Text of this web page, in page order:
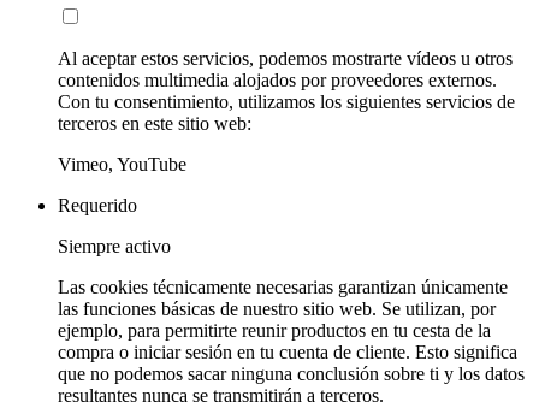
Al aceptar estos servicios, podemos mostrarte vídeos u otros
contenidos multimedia alojados por proveedores externos.
Con tu consentimiento, utilizamos los siguientes servicios de
terceros en este sitio web:
Vimeo, YouTube
Requerido
Siempre activo
Las cookies técnicamente necesarias garantizan únicamente
las funciones básicas de nuestro sitio web. Se utilizan, por
ejemplo, para permitirte reunir productos en tu cesta de la
compra o iniciar sesión en tu cuenta de cliente. Esto significa
que no podemos sacar ninguna conclusión sobre ti y los datos
resultantes nunca se transmitirán a terceros.